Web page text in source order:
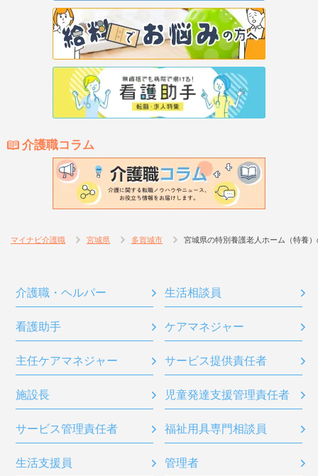
介護職コラム
マイナビ介護職 宮城県 多賀城市 宮城県の特別養護老人ホーム（特養
介護職・ヘルパー 生活相談員
看護助手 ケアマネジャー
主任ケアマネジャー サービス提供責任者
施設長 児童発達支援管理責任者
サービス管理責任者 福祉用具専門相談員
生活支援員 管理者